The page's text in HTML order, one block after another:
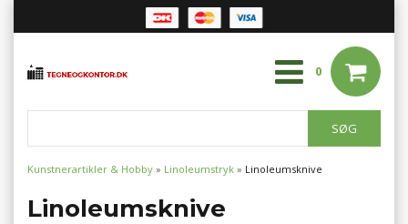
0
Kunstnerartikler & Hobby » Linoleumstryk » Linoleumsknive
Linoleumsknive